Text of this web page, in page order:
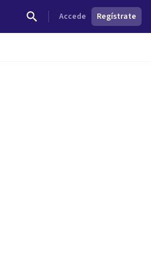
Accede Regístrate